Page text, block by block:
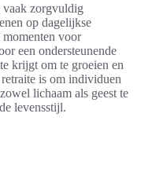
vaak zorgvuldig
op dagelijkse
momenten voor
een ondersteunende
krijgt om te groeien en
is om individuen
lichaam als geest te
levensstijl.